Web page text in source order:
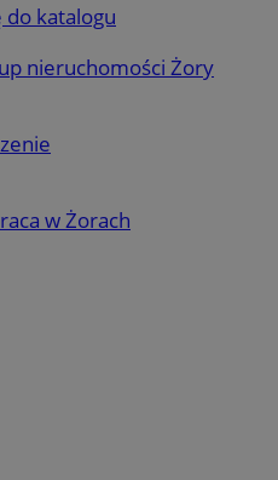
katalogu
nieruchomości Żory
w Żorach